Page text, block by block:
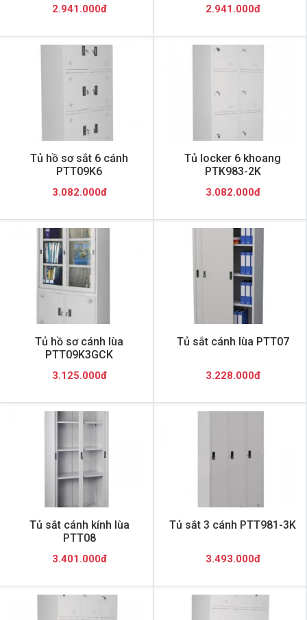
2.941.000đ 2.941.000đ
Tủ hồ sơ sắt 6 cánh
PTT09K6
3.082.000đ
Tủ locker 6 khoang
PTK983-2K
3.082.000đ
Tủ hồ sơ cánh lùa
PTT09K3GCK
3.125.000đ
Tủ sắt cánh lùa PTT07
3.228.000đ
Tủ sắt cánh kính lùa
PTT08
3.401.000đ
Tủ sắt 3 cánh PTT981-3K
3.493.000đ